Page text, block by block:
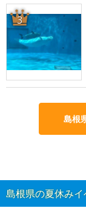
3
島根
島根県の夏休み